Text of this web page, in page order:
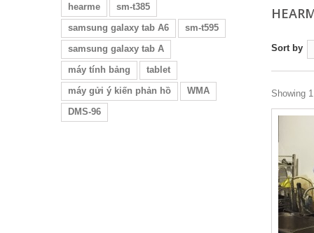
hearme
sm-t385
samsung galaxy tab A6
sm-t595
samsung galaxy tab A
máy tính bảng
tablet
máy gửi ý kiến phản hồ
WMA
DMS-96
Sort by
Showing